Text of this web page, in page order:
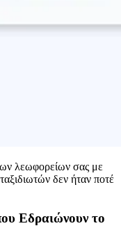
λεωφορείων σας με
δεν ήταν ποτέ
Εδραιώνουν το